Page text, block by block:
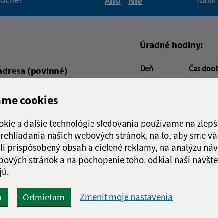
cookies
a ďalšie technológie sledovania používame na
našich webových stránok, na to, aby sme
prispôsobený obsah a cielené reklamy, na analýzu
stránok a na pochopenie toho, odkiaľ naši
Odmietam Zmeniť moje nastavenia
(povinné)
Google reCaptcha Response
Odoslať správu
Úradné hodiny:
Deň Čas
Pondelok:
07:30 -
Štvrtok:
07:30 -
Piatok:
07:30 -
Obedňajšia